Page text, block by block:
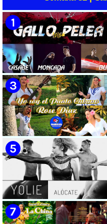
🟡 Casabe & Moncada & Buena
Fe - ¨Gallo de pelea¨ - Videoclip
- Dirección: Omar Leyva
🟡 Rose Díaz || ¨Yo soy el Punto
Cubano¨ (Autores: Celina
González y Reutilio
Domínguez) || Director:
Yuliades Mariño Cabello ||